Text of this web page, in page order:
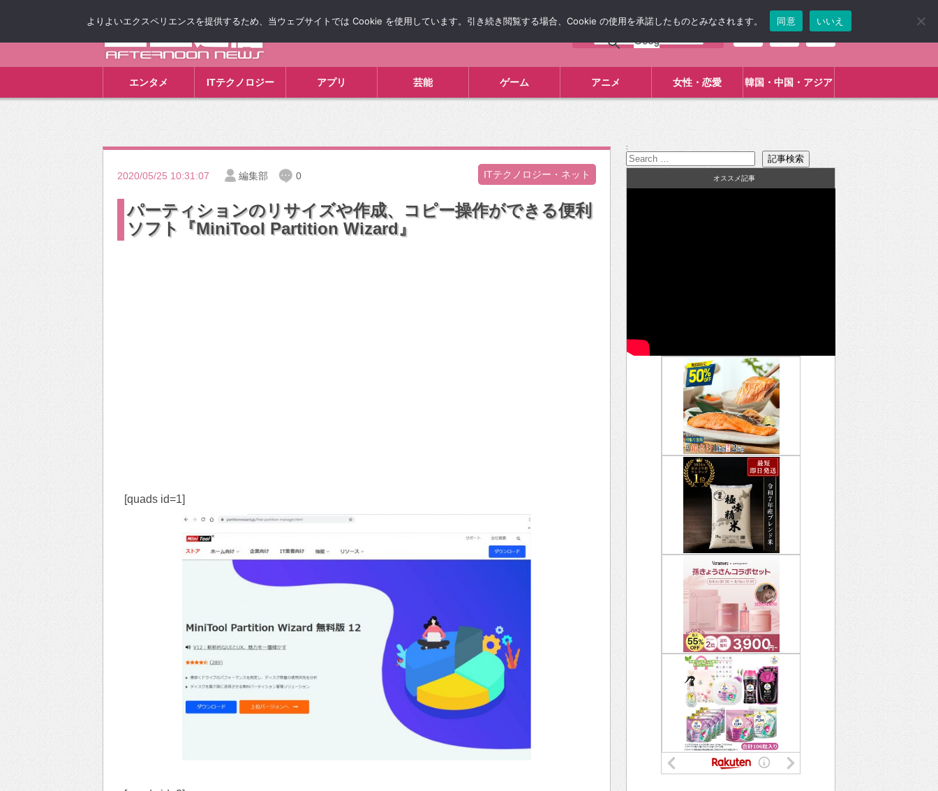
エンタメ ITテクノロジー アプリ 芸能 ゲーム アニメ 女性・恋愛 韓国・中国・アジア
2020/05/25 10:31:07 編集部 0 ITテクノロジー・ネット
パーティションのリサイズや作成、コピー操作ができる便利
ソフト『MiniTool Partition Wizard』
[quads id=1]
:
オススメ記事
よりよいエクスペリエンスを提供するため、当ウェブサイトでは Cookie を使用しています。引き続き閲覧する場合、Cookie の使用を承諾したものとみなされます。 同意 いいえ